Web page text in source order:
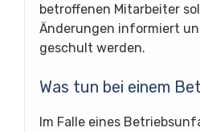
betroffenen Mitarbeiter
Änderungen informiert
geschult werden.
Was tun bei einem
Im Falle eines